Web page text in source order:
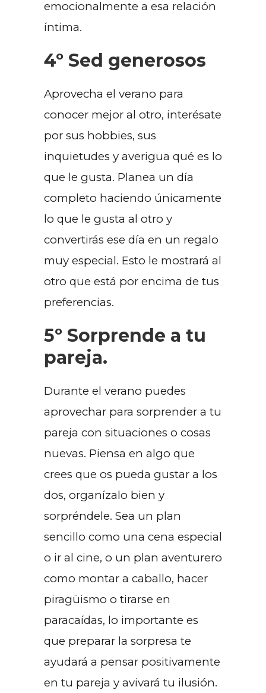
emocionalmente a esa relación
íntima.
4º Sed generosos
Aprovecha el verano para
conocer mejor al otro, interésate
por sus hobbies, sus
inquietudes y averigua qué es lo
que le gusta. Planea un día
completo haciendo únicamente
lo que le gusta al otro y
convertirás ese día en un regalo
muy especial. Esto le mostrará al
otro que está por encima de tus
preferencias.
5º Sorprende a tu
pareja.
Durante el verano puedes
aprovechar para sorprender a tu
pareja con situaciones o cosas
nuevas. Piensa en algo que
crees que os pueda gustar a los
dos, organízalo bien y
sorpréndele. Sea un plan
sencillo como una cena especial
o ir al cine, o un plan aventurero
como montar a caballo, hacer
piragüismo o tirarse en
paracaídas, lo importante es
que preparar la sorpresa te
ayudará a pensar positivamente
en tu pareja y avivará tu ilusión.